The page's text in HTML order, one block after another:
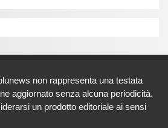
non rappresenta una testata
aggiornato senza alcuna periodicità.
un prodotto editoriale ai sensi